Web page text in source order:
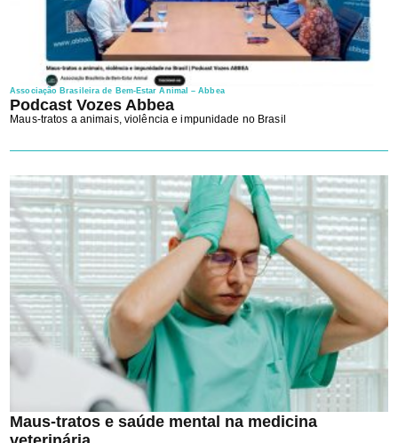
Associação Brasileira de Bem-Estar Animal – Abbea
Podcast Vozes Abbea
Maus-tratos a animais, violência e impunidade no Brasil
Maus-tratos e saúde mental na medicina